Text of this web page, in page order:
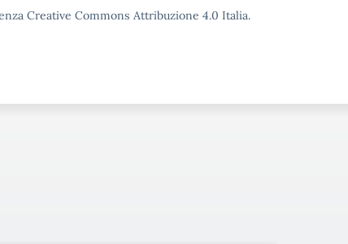
Creative Commons Attribuzione 4.0 Italia.